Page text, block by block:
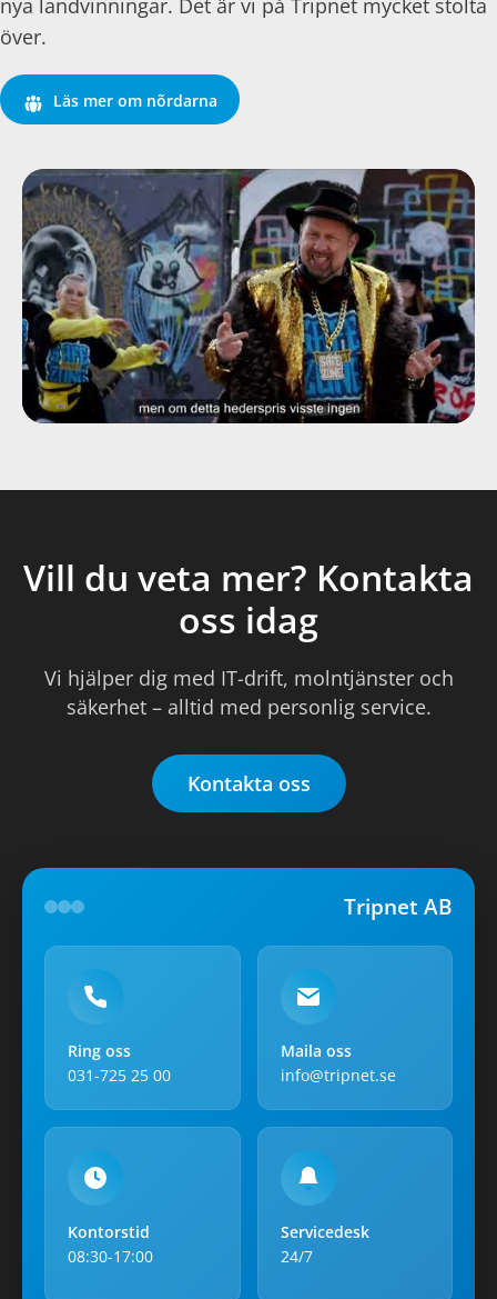
nya landvinningar. Det är vi på Tripnet mycket stolta
över.
Läs mer om nõrdarna
Vill du veta mer? Kontakta
oss idag
Vi hjälper dig med IT-drift, molntjänster och
säkerhet – alltid med personlig service.
Kontakta oss
Tripnet AB
Ring oss
031-725 25 00
Maila oss
info@tripnet.se
Kontorstid
08:30-17:00
Servicedesk
24/7